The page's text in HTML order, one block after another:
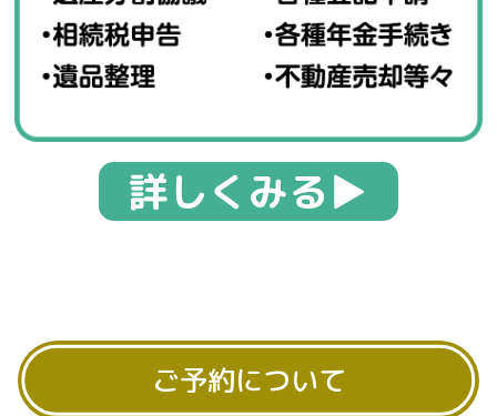
詳しくみる▶︎
ご予約について